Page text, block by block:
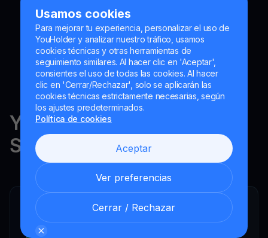
Usamos cookies
Para mejorar tu experiencia, personalizar el uso de
YouHolder y analizar nuestro tráfico, usamos
cookies técnicas y otras herramientas de
seguimiento similares. Al hacer clic en 'Aceptar',
consientes el uso de todas las cookies. Al hacer
clic en 'Cerrar/Rechazar', solo se aplicarán las
cookies técnicas estrictamente necesarias, según
los ajustes predeterminados.
Política de cookies
Aceptar
Ver preferencias
Cerrar / Rechazar
YouHodler está regulado en
Suiza, la UE y Argentina.
YouHodler SA
Intermediario financiero registrado